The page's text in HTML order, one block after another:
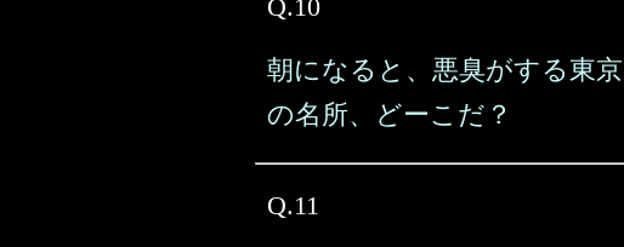
Q.10
朝になると、悪臭がする東京
の名所、どーこだ？
Q.11